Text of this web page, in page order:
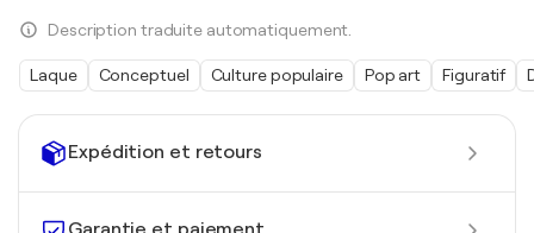
Expédition et retours
Description traduite automatiquement.
Laque Conceptuel Culture populaire Pop art Figuratif